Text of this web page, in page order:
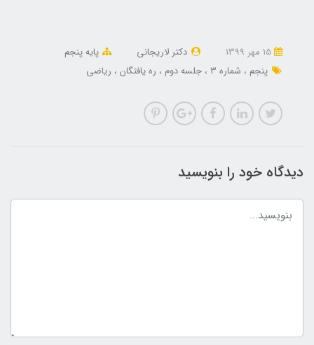
دکتر لاریجانی
پایه پنجم
پنجم
شماره 3 جلسه دوم ره یافتگان ریاضی
دیدگاه خود را بنویسید